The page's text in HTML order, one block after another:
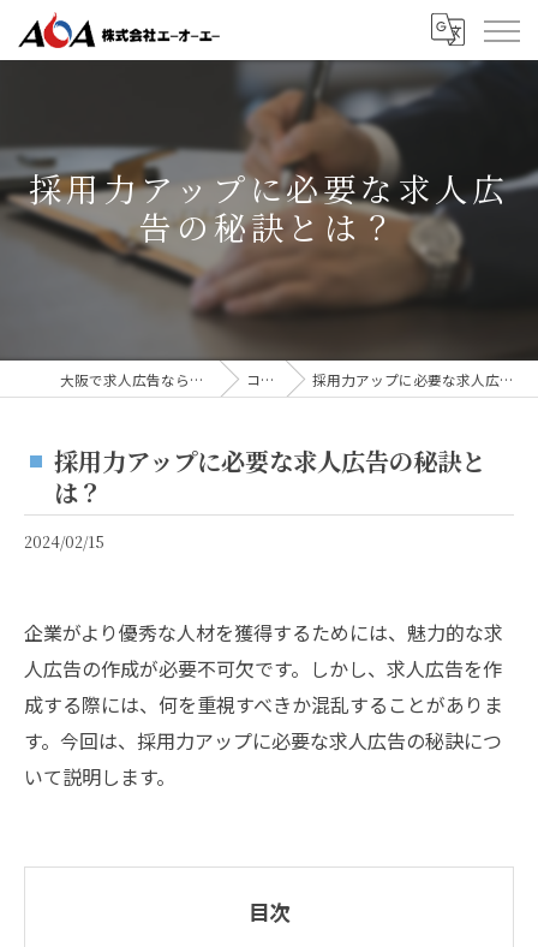
採用力アップに必要な求人広
告の秘訣とは？
大阪で求人広告なら株式会社AOA コラム 採用力アップに必要な求人広告の秘訣とは？
採用力アップに必要な求人広告の秘訣と
は？
2024/02/15
企業がより優秀な人材を獲得するためには、魅力的な求
人広告の作成が必要不可欠です。しかし、求人広告を作
成する際には、何を重視すべきか混乱することがありま
す。今回は、採用力アップに必要な求人広告の秘訣につ
いて説明します。
目次